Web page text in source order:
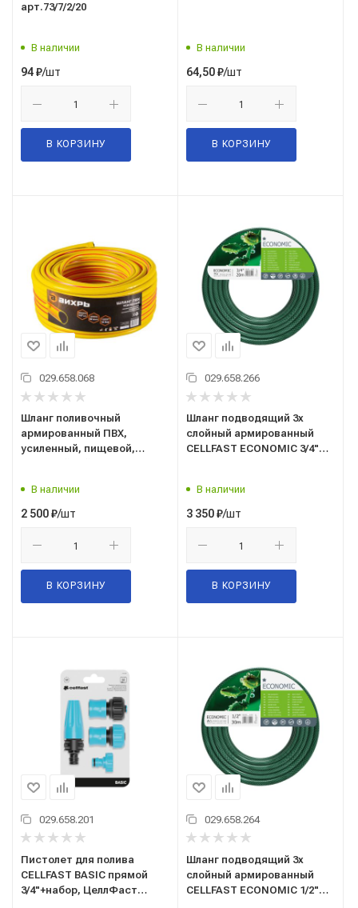
арт.73/7/2/20
В наличии
94₽/шт
В КОРЗИНУ
В наличии
64,50₽/шт
В КОРЗИНУ
029.658.068
Шланг поливочный
армированный ПВХ,
усиленный, пищевой,
В наличии
2 500₽/шт
В КОРЗИНУ
029.658.266
Шланг подводящий 3х
слойный армированный
CELLFAST ECONOMIC 3/4"
В наличии
3 350₽/шт
В КОРЗИНУ
029.658.201
Пистолет для полива
CELLFAST BASIC прямой
3/4"+набор, ЦеллФаст
029.658.264
Шланг подводящий 3х
слойный армированный
CELLFAST ECONOMIC 1/2"